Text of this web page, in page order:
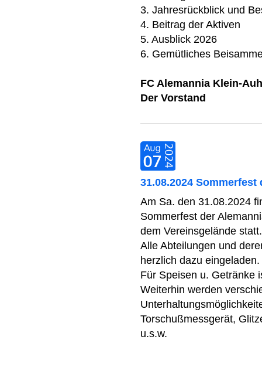
3. Jahresrückblick und
4. Beitrag der Aktiven
5. Ausblick 2026
6. Gemütliches
FC Alemannia Klein-
Der Vorstand
31.08.2024 Sommerfest
Am Sa. den 31.08.2024
Sommerfest der
dem Vereinsgelände statt.
Alle Abteilungen und
herzlich dazu eingeladen.
Für Speisen u. Getränke
Weiterhin werden
Torschußmessgerät,
u.s.w.